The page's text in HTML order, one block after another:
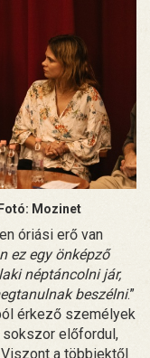
Mozinet
óriási erő van
ez egy önképző
néptáncolni jár,
beszélni.”
érkező személyek
sokszor előfordul,
a többiektől